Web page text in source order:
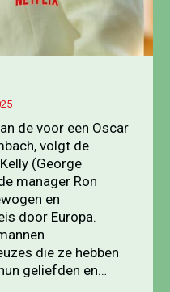
de voor een Oscar
volgt de
(George
manager Ron
en
door Europa.
die ze hebben
geliefden en…